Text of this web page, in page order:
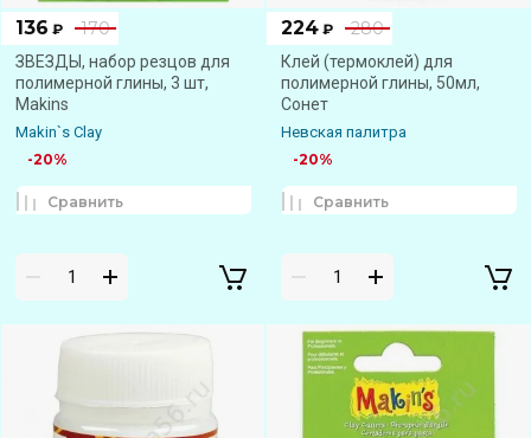
170
136 ₽
ЗВЕЗДЫ, набор резцов для
полимерной глины, 3 шт,
Makins
Makin`s Clay
-20%
Сравнить
280
224 ₽
Клей (термоклей) для
полимерной глины, 50мл,
Сонет
Невская палитра
-20%
Сравнить